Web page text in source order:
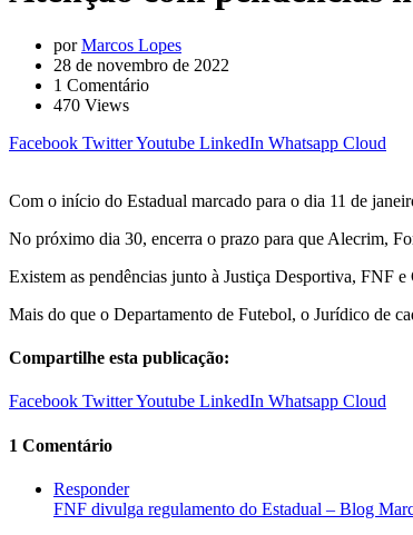
porMarcos Lopes
28 de novembro de 2022
1 Comentário
470 Views
Facebook TwitterYoutube LinkedIn Whatsapp Cloud
Com o início do Estadual marcado para o dia 11 de
No próximo dia 30, encerra o prazo para que Alecrim,
Existem as pendências junto à Justiça Desportiva, FNF
Mais do que o Departamento de Futebol, o Jurídico de
Compartilhe esta publicação:
Facebook TwitterYoutube LinkedIn Whatsapp Cloud
1 Comentário
Responder
FNF divulga regulamento do Estadual – Blog